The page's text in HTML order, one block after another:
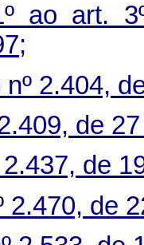
ao art.
nº 2.404,
de
de
2.470, de